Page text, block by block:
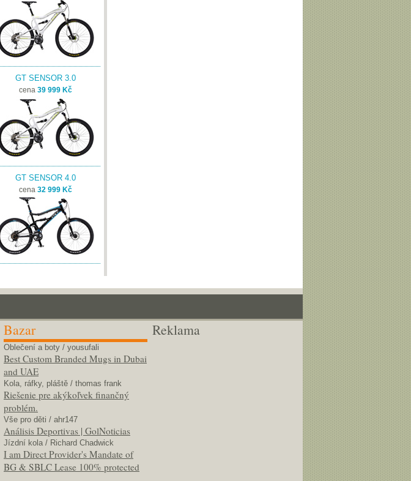
GT SENSOR 3.0
cena 39 999 Kč
GT SENSOR 4.0
cena 32 999 Kč
Bazar
Oblečení a boty / yousufali
Best Custom Branded Mugs in Dubai
and UAE
Kola, ráfky, pláště / thomas frank
Riešenie pre akýkoľvek finančný
problém.
Vše pro děti / ahr147
Análisis Deportivas | GolNoticias
Jízdní kola / Richard Chadwick
I am Direct Provider's Mandate of
BG & SBLC Lease 100% protected
Reklama